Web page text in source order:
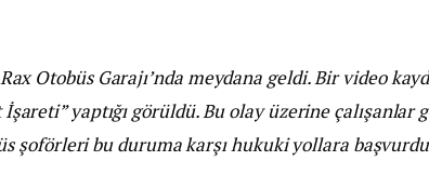
Otobüs Garajı’nda meydana geldi. Bir video
yaptığı görüldü. Bu olay üzerine çalışanlar
şoförleri bu duruma karşı hukuki yollara